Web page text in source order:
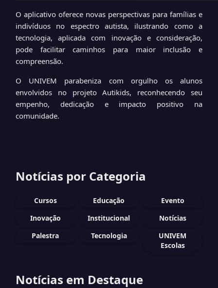
O aplicativo oferece novas perspectivas para famílias e
indivíduos no espectro autista, ilustrando como a
tecnologia, aplicada com inovação e consideração,
pode facilitar caminhos para maior inclusão e
compreensão.
O UNIVEM parabeniza com orgulho os alunos
envolvidos no projeto Autikids, reconhecendo seu
empenho, dedicação e impacto positivo na
comunidade.
Notícias por Categoria
Cursos Educação
Evento
Inovação
Institucional
Notícias
Palestra
Tecnologia
UNIVEM
Escolas
Notícias em Destaque